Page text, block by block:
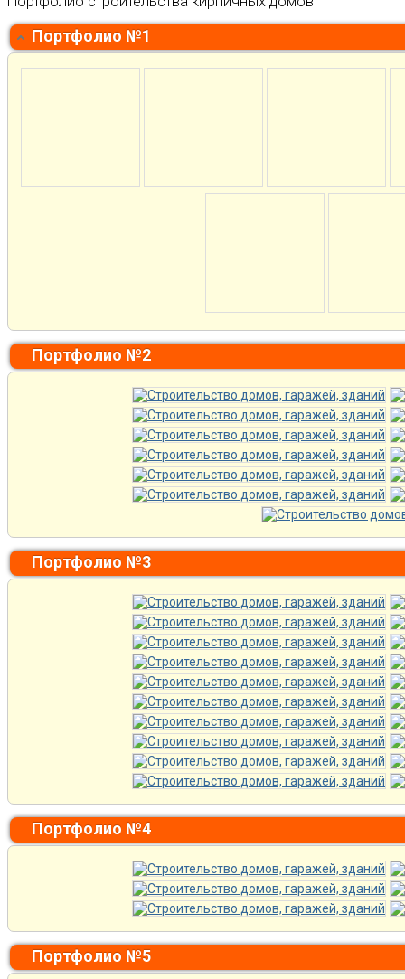
Портфолио №1
Портфолио №2
Портфолио №3
Портфолио №4
Портфолио №5